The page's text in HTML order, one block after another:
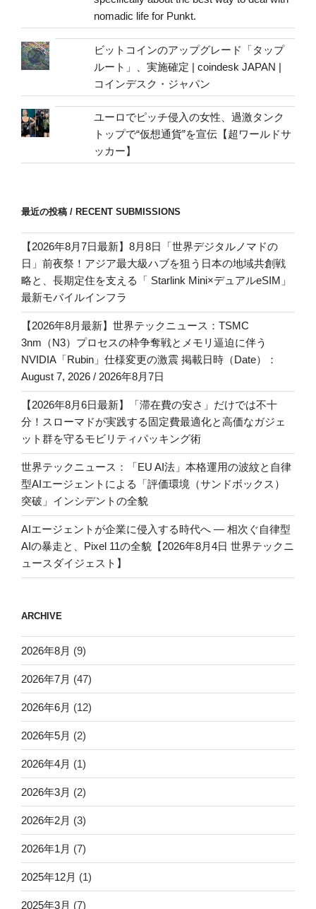
nomadic life for Punkt.
ビットコインのアップグレード「タップ
ルート」、実施確定 | coindesk JAPAN |
コインデスク・ジャパン
ユーロでピッチ侵入の女性、過激タンク
トップで“仮想通貨”を宣伝【超ワールドサ
ッカー】
最近の投稿 / RECENT SUBMISSIONS
【2026年8月7日最新】8月8日「世界デジタルノマドの
日」前夜祭！アジア最大級ハブを狙う日本の地域共創戦
略と、長期定住を支える「 Starlink Mini×デュアルeSIM」
最新モバイルインフラ
【2026年8月最新】世界テックニュース：TSMC
3nm（N3）プロセスの枠争奪戦とメモリ逼迫に伴う
NVIDIA「Rubin」仕様変更の激震 掲載日時（Date）：
August 7, 2026 / 2026年8月7日
【2026年8月6日最新】「滞在費の安さ」だけでは不十
分！スローマドが実践する固定費最適化と高価なガジェ
ット群を守るモビリティパッキング術
世界テックニュース：「EU AI法」本格運用の波紋と自律
型AIエージェントによる「評価環境（サンドボックス）
突破」インシデントの全貌
AIエージェントが企業に侵入する時代へ — 相次ぐ自律型
AIの暴走と、Pixel 11の全貌【2026年8月4日 世界テックニ
ュースダイジェスト】
ARCHIVE
2026年8月 (9)
2026年7月 (47)
2026年6月 (12)
2026年5月 (2)
2026年4月 (1)
2026年3月 (2)
2026年2月 (3)
2026年1月 (7)
2025年12月 (1)
2025年3月 (7)